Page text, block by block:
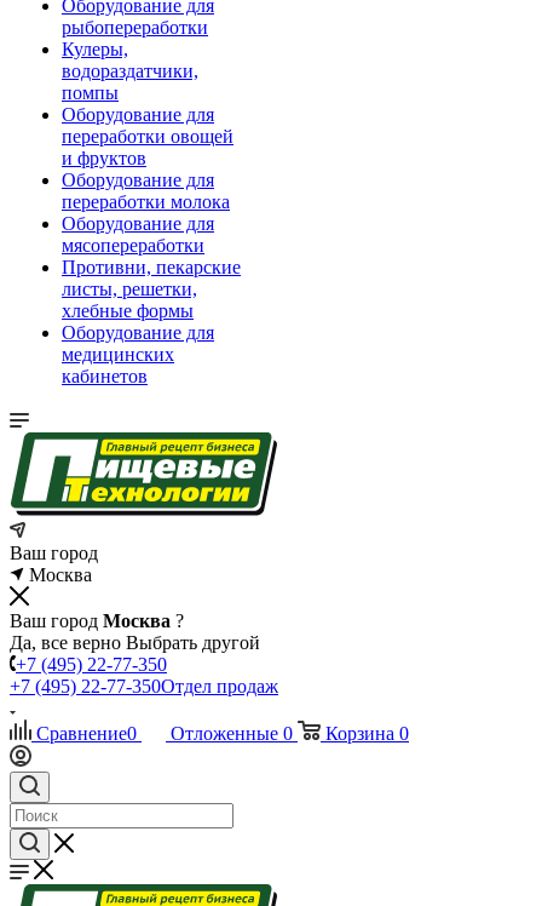
Оборудование для
рыбопереработки
Кулеры,
водораздатчики,
помпы
Оборудование для
переработки овощей
и фруктов
Оборудование для
переработки молока
Оборудование для
мясопереработки
Противни, пекарские
листы, решетки,
хлебные формы
Оборудование для
медицинских
кабинетов
Ваш город
Москва
Ваш город Москва ?
Да, все верно Выбрать другой
+7 (495) 22-77-350
+7 (495) 22-77-350Отдел продаж
Сравнение0 Отложенные 0 Корзина 0